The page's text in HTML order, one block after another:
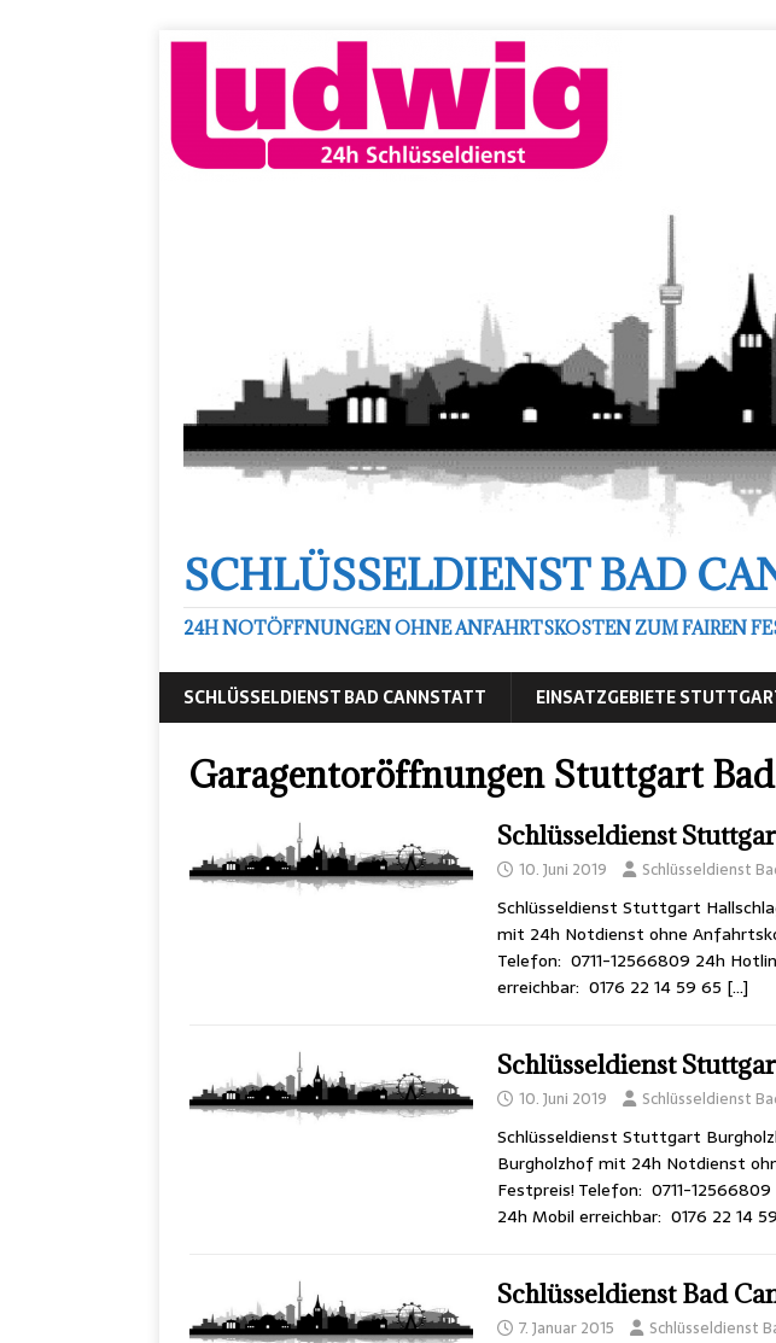
SCHLÜSSELDIENST BAD
24H NOTÖFFNUNGEN OHNE ANFAHRTSKOSTEN ZUM FAIREN
SCHLÜSSELDIENST BAD CANNSTATT EINSATZGEBIETE
Garagentoröffnungen Stuttgart
Schlüsseldienst
10. Juni 2019 Schlüsseldienst
Schlüsseldienst Stuttgart
mit 24h Notdienst ohne
Telefon: 0711-12566809 24h
erreichbar: 0176 22 14 59 65 […]
Schlüsseldienst
10. Juni 2019 Schlüsseldienst
Schlüsseldienst Stuttgart
Burgholzhof mit 24h Notdienst
Festpreis! Telefon: 0711-
24h Mobil erreichbar: 0176 22 14
Schlüsseldienst Bad
7. Januar 2015 Schlüsseldienst